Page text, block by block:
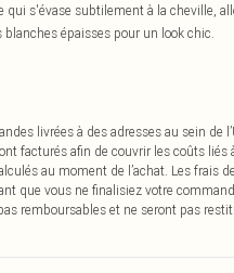
qui s'évase subtilement à la cheville,
épaisses pour un look chic.
livrées à des adresses au sein de
facturés afin de couvrir les coûts liés
au moment de l’achat. Les frais
que vous ne finalisiez votre
remboursables et ne seront pas